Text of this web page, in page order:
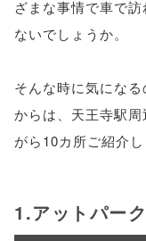
ざまな事情で車で
ないでしょうか。
そんな時に気にな
からは、天王寺駅
がら10カ所ご紹介し
1.アットパー